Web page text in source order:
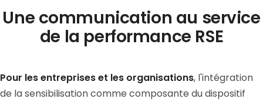
Une communication au service
de la performance RSE
Pour les entreprises et les organisations, l'intégration
de la sensibilisation comme composante du dispositif